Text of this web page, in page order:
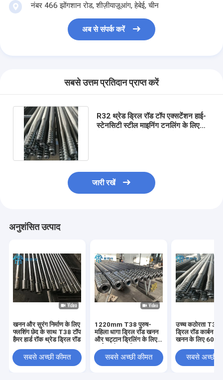
नंबर 466 झोंगशान रोड, शीज़ीयाज़ूआंग, हेबेई, चीन
अब से संपर्क करें
सबसे उत्तम प्रतिदान प्राप्त करें
R32 थ्रेड ड्रिल रॉड टॉप एक्सटेंशन हाई-
स्टेनसिटी स्टील माइनिंग टनलिंग के लिए
जारी रखें
अनुशंसित उत्पाद
खनन और सुरंग निर्माण के लिए
फ्लशिंग छेद के साथ T38 टॉप
हैमर हार्ड रॉक थ्रेड ड्रिल रॉड
सबसे अच्छी कीमत
1220mm T38 पुरुष-
महिला धागा ड्रिल रॉड खनन
और चट्टान ड्रिलिंग के लिए
सबसे अच्छी कीमत
उच्च कठोरता T38
ड्रिल रॉड कार्बन
खनन के लिए
सबसे अच्छी